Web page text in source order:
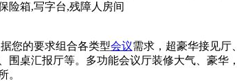
险箱,写字台,残障人房间
您的要求组合各类型会议需求，超豪华接见厅、
围桌汇报厅等。多功能会议厅装修大气、豪华，
。